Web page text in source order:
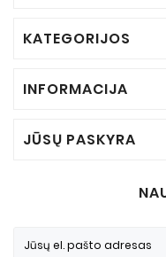
KATEGORIJOS
INFORMACIJA
JŪSŲ PASKYRA